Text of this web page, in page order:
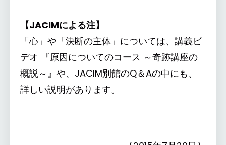
【JACIMによる注】
「心」や「決断の主体」については、講義ビ
デオ 『原因についてのコース ～奇跡講座の
概説～』や、JACIM別館のQ＆Aの中にも、
詳しい説明があります。